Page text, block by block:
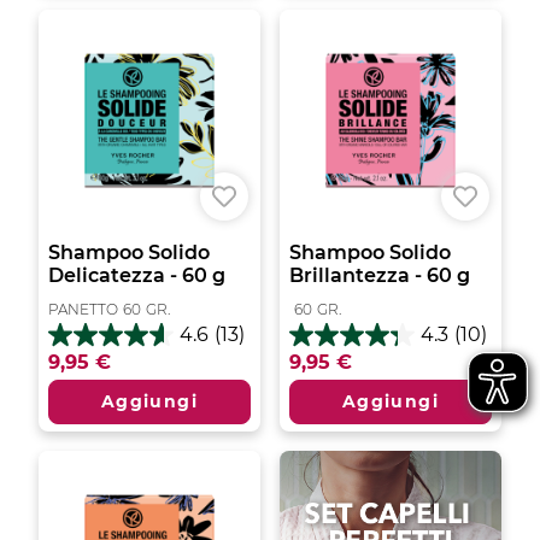
Shampoo Solido
Delicatezza - 60 g
PANETTO 60 GR.
4.6 (13)
4.6
su
5
stelle.
13
9,95 €
Aggiungi
Shampoo Solido
Brillantezza - 60 g
60 GR.
4.3 (10)
4.3
su
5
stelle.
10
recensioni
9,95 €
Aggiungi